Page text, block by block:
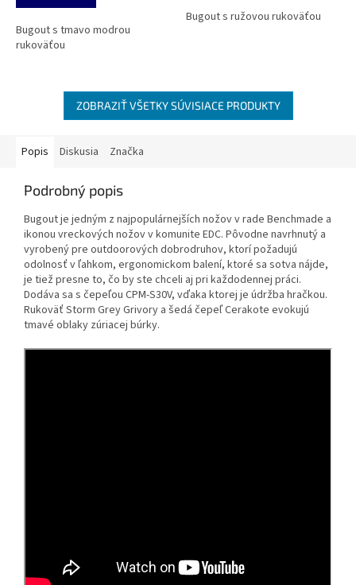
Bugout s tmavo modrou
rukoväťou
5
Bugout s ružovou rukoväťou
ZOBRAZIŤ VŠETKY SÚVISIACE PRODUKTY
Popis Diskusia Značka
Podrobný popis
Bugout je jedným z najpopulárnejších nožov v rade Benchmade a
ikonou vreckových nožov v komunite EDC. Pôvodne navrhnutý a
vyrobený pre outdoorových dobrodruhov, ktorí požadujú
odolnosť v ľahkom, ergonomickom balení, ktoré sa sotva nájde,
je tiež presne to, čo by ste chceli aj pri každodennej práci.
Dodáva sa s čepeľou CPM-S30V, vďaka ktorej je údržba hračkou.
Rukoväť Storm Grey Grivory a šedá čepeľ Cerakote evokujú
tmavé oblaky zúriacej búrky.